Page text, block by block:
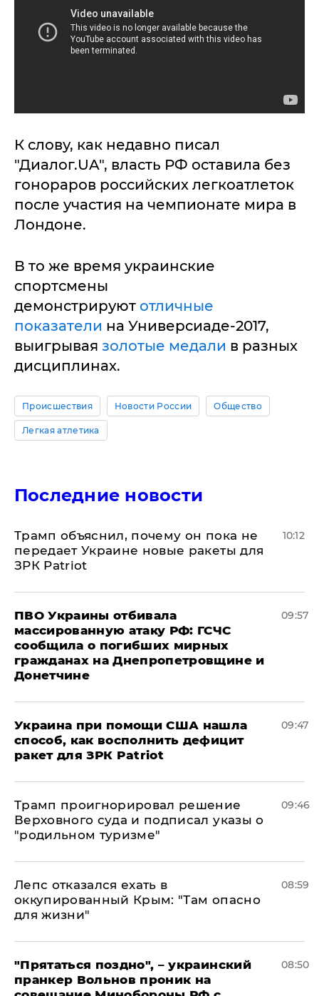
К слову, как недавно писал
"Диалог.UA", власть РФ оставила без
гонораров российских легкоатлеток
после участия на чемпионате мира в
Лондоне.
В то же время украинские
спортсмены
демонстрируют отличные
показатели на Универсиаде-2017,
выигрывая золотые медали в разных
дисциплинах.
Происшествия Новости России Общество
Легкая атлетика
Последние новости
Трамп объяснил, почему он пока не
передает Украине новые ракеты для
ЗРК Patriot
10:12
ПВО Украины отбивала
массированную атаку РФ: ГСЧС
сообщила о погибших мирных
гражданах на Днепропетровщине и
Донетчине
09:57
Украина при помощи США нашла
способ, как восполнить дефицит
ракет для ЗРК Patriot
09:47
Трамп проигнорировал решение
Верховного суда и подписал указы о
"родильном туризме"
09:46
Лепс отказался ехать в
оккупированный Крым: "Там опасно
для жизни"
08:59
"Прятаться поздно", – украинский
пранкер Вольнов проник на
08:50